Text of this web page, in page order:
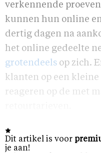
verkennende
kunnen hun online
dertig dagen na
het online gedeelte
grotendeels op zich.
klanten op een
reageren op de met
Dit artikel is voor
je aan!